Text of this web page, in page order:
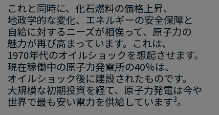
これと​同時に、​化石燃料の​価格上昇、​
地政学的な​変化、​エネルギーの​安全保障と
自給に​対する​ニーズが​相俟って、​原子力の​
魅力が​再び高まっています。​これは、
1970年代の​オイルショックを​想起させます。
現在稼働中の​原子力発電所の​40％は、​
オイルショック後に​建設された​ものです。​
大規模な​初期投資を​経て、​原子力発電は​今や
世界で​最も​安い​電力を​供給しています3。